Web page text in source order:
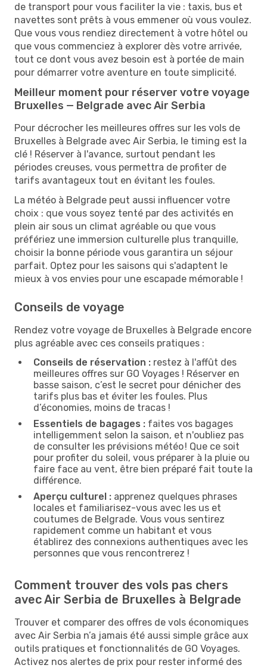
de transport pour vous faciliter la vie : taxis, bus et
navettes sont prêts à vous emmener où vous voulez.
Que vous vous rendiez directement à votre hôtel ou
que vous commenciez à explorer dès votre arrivée,
tout ce dont vous avez besoin est à portée de main
pour démarrer votre aventure en toute simplicité.
Meilleur moment pour réserver votre voyage
Bruxelles — Belgrade avec Air Serbia
Pour décrocher les meilleures offres sur les vols de
Bruxelles à Belgrade avec Air Serbia, le timing est la
clé ! Réserver à l'avance, surtout pendant les
périodes creuses, vous permettra de profiter de
tarifs avantageux tout en évitant les foules.
La météo à Belgrade peut aussi influencer votre
choix : que vous soyez tenté par des activités en
plein air sous un climat agréable ou que vous
préfériez une immersion culturelle plus tranquille,
choisir la bonne période vous garantira un séjour
parfait. Optez pour les saisons qui s'adaptent le
mieux à vos envies pour une escapade mémorable !
Conseils de voyage
Rendez votre voyage de Bruxelles à Belgrade encore
plus agréable avec ces conseils pratiques :
Conseils de réservation : restez à l'affût des
meilleures offres sur GO Voyages ! Réserver en
basse saison, c’est le secret pour dénicher des
tarifs plus bas et éviter les foules. Plus
d’économies, moins de tracas !
Essentiels de bagages : faites vos bagages
intelligemment selon la saison, et n'oubliez pas
de consulter les prévisions météo ! Que ce soit
pour profiter du soleil, vous préparer à la pluie ou
faire face au vent, être bien préparé fait toute la
différence.
Aperçu culturel : apprenez quelques phrases
locales et familiarisez-vous avec les us et
coutumes de Belgrade. Vous vous sentirez
rapidement comme un habitant et vous
établirez des connexions authentiques avec les
personnes que vous rencontrerez !
Comment trouver des vols pas chers
avec Air Serbia de Bruxelles à Belgrade
Trouver et comparer des offres de vols économiques
avec Air Serbia n’a jamais été aussi simple grâce aux
outils pratiques et fonctionnalités de GO Voyages.
Activez nos alertes de prix pour rester informé des